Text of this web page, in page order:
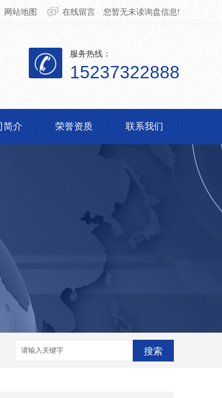
您暂无未读询盘信息!
网站地图 在线留言
服务热线：
15237322888
河南脱销设备
简介 荣誉资质 联系我们
搜索